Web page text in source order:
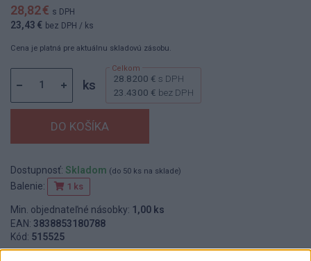
28,82 € s DPH
23,43 € bez DPH / ks
Cena je platná pre aktuálnu skladovú zásobu.
ks 28.8200 € s DPH
23.4300 € bez DPH
Dostupnosť: Skladom (do 50 ks na sklade)
Balenie: 1 ks
Min. objednateľné násobky: 1,00 ks
EAN: 3838853180788
Kód: 515525